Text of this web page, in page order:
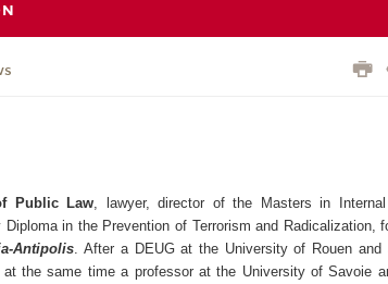
Public Law , lawyer, director of the Masters in
in the Prevention of Terrorism and Radicalization,
Antipolis . After a DEUG at the University of Rouen
the same time a professor at the University of Savoie